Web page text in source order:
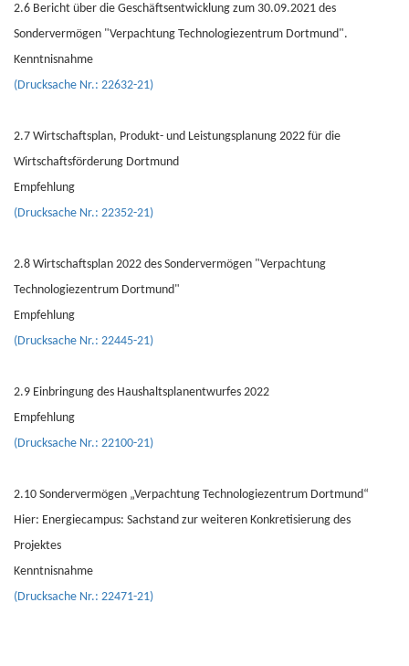
2.6 Bericht über die Geschäftsentwicklung zum 30.09.2021 des
Sondervermögen "Verpachtung Technologiezentrum Dortmund".
Kenntnisnahme
(Drucksache Nr.: 22632-21)
2.7 Wirtschaftsplan, Produkt- und Leistungsplanung 2022 für die
Wirtschaftsförderung Dortmund
Empfehlung
(Drucksache Nr.: 22352-21)
2.8 Wirtschaftsplan 2022 des Sondervermögen "Verpachtung
Technologiezentrum Dortmund"
Empfehlung
(Drucksache Nr.: 22445-21)
2.9 Einbringung des Haushaltsplanentwurfes 2022
Empfehlung
(Drucksache Nr.: 22100-21)
2.10 Sondervermögen „Verpachtung Technologiezentrum Dortmund“
Hier: Energiecampus: Sachstand zur weiteren Konkretisierung des
Projektes
Kenntnisnahme
(Drucksache Nr.: 22471-21)